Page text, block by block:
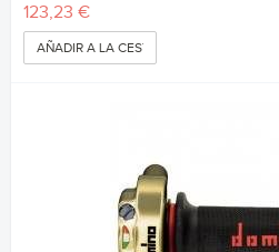
123,23 €
AÑADIR A LA CESTA